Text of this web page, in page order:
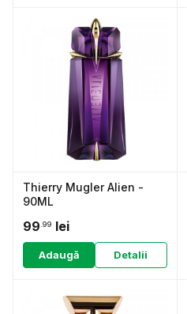
Thierry Mugler Alien -
90ML
99 .99 lei
Adaugă Detalii